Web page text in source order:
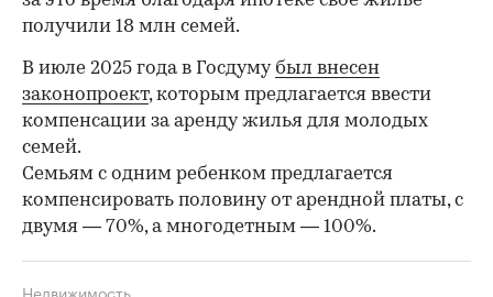
получили 18 млн семей.
В июле 2025 года в Госдуму был внесен
законопроект, которым предлагается ввести
компенсации за аренду жилья для молодых
семей.
Семьям с одним ребенком предлагается
компенсировать половину от арендной платы, с
двумя — 70%, а многодетным — 100%.
Недвижимость